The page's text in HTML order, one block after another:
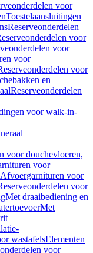
voor
Toestelaansluitingen
Reserveonderdelen
voor
voor
voor
voor
en
Reserveonderdelen
voor walk-in-
voor douchevloeren,
voor
Afvoergarnituren voor
voor
Met draaibediening en
Met
wastafelsElementen
voor